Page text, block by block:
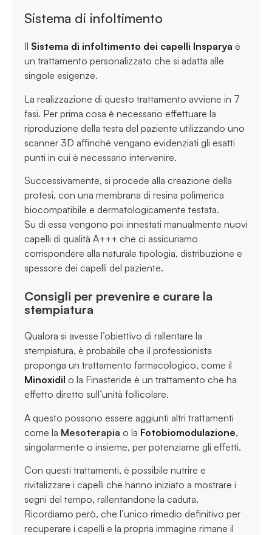
Sistema di infoltimento
Il Sistema di infoltimento dei capelli Insparya è
un trattamento personalizzato che si adatta alle
singole esigenze.
La realizzazione di questo trattamento avviene in 7
fasi. Per prima cosa è necessario effettuare la
riproduzione della testa del paziente utilizzando uno
scanner 3D affinché vengano evidenziati gli esatti
punti in cui è necessario intervenire.
Successivamente, si procede alla creazione della
protesi, con una membrana di resina polimerica
biocompatibile e dermatologicamente testata.
Su di essa vengono poi innestati manualmente nuovi
capelli di qualità A+++ che ci assicuriamo
corrispondere alla naturale tipologia, distribuzione e
spessore dei capelli del paziente.
Consigli per prevenire e curare la
stempiatura
Qualora si avesse l’obiettivo di rallentare la
stempiatura, è probabile che il professionista
proponga un trattamento farmacologico, come il
Minoxidil o la Finasteride è un trattamento che ha
effetto diretto sull’unità follicolare.
A questo possono essere aggiunti altri trattamenti
come la Mesoterapia o la Fotobiomodulazione,
singolarmente o insieme, per potenziarne gli effetti.
Con questi trattamenti, è possibile nutrire e
rivitalizzare i capelli che hanno iniziato a mostrare i
segni del tempo, rallentandone la caduta.
Ricordiamo però, che l’unico rimedio definitivo per
recuperare i capelli e la propria immagine rimane il